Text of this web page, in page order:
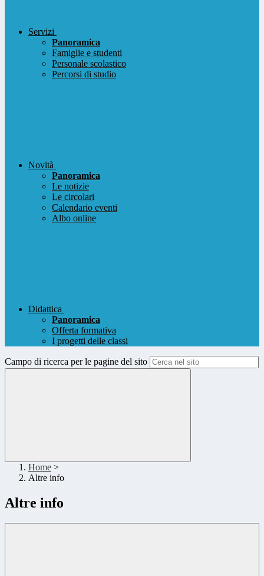
Servizi
Panoramica
Famiglie e studenti
Personale scolastico
Percorsi di studio
Novità
Panoramica
Le notizie
Le circolari
Calendario eventi
Albo online
Didattica
Panoramica
Offerta formativa
I progetti delle classi
Campo di ricerca per le pagine del sito
Home >
Altre info
Altre info